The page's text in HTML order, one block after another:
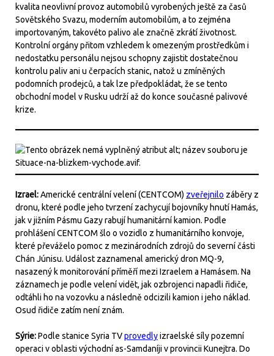
kvalita neovlivní provoz automobilů vyrobených ještě za časů
Sovětského Svazu, moderním automobilům, a to zejména
importovaným, takovéto palivo ale značně zkrátí životnost.
Kontrolní orgány přitom vzhledem k omezeným prostředkům i
nedostatku personálu nejsou schopny zajistit dostatečnou
kontrolu paliv ani u čerpacích stanic, natož u zmíněných
podomních prodejců, a tak lze předpokládat, že se tento
obchodní model v Rusku udrží až do konce současné palivové
krize.
Izrael:Americké centrální velení (CENTCOM) zveřejnilo záběry z
dronu, které podle jeho tvrzení zachycují bojovníky hnutí Hamás,
jak v jižním Pásmu Gazy rabují humanitární kamion. Podle
prohlášení CENTCOM šlo o vozidlo z humanitárního konvoje,
které převáželo pomoc z mezinárodních zdrojů do severní části
Chán Júnisu. Událost zaznamenal americký dron MQ-9,
nasazený k monitorování příměří mezi Izraelem a Hamásem. Na
záznamech je podle velení vidět, jak ozbrojenci napadli řidiče,
odtáhli ho na vozovku a následně odcizili kamion i jeho náklad.
Osud řidiče zatím není znám.
Sýrie:Podle stanice Syria TVprovedlyizraelské síly pozemní
operaci v oblasti východní as-Samdaníji v provincii Kunejtra. Do